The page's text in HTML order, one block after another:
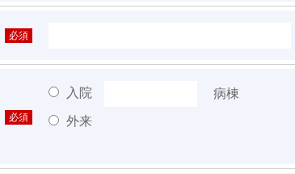
必須
必須
入院
外来
病棟